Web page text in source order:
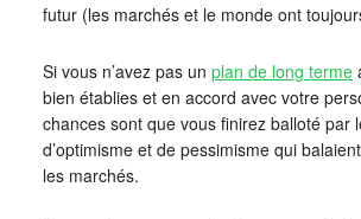
futur (les marchés et le monde ont
Si vous n’avez pas un plan de long terme
bien établies et en accord avec votre
chances sont que vous finirez balloté par
d’optimisme et de pessimisme qui
les marchés.